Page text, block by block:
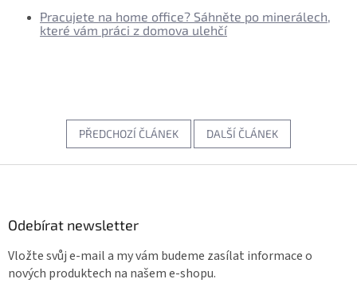
Pracujete na home office? Sáhněte po minerálech,
které vám práci z domova ulehčí
PŘEDCHOZÍ ČLÁNEK DALŠÍ ČLÁNEK
Odebírat newsletter
Vložte svůj e-mail a my vám budeme zasílat informace o
nových produktech na našem e-shopu.